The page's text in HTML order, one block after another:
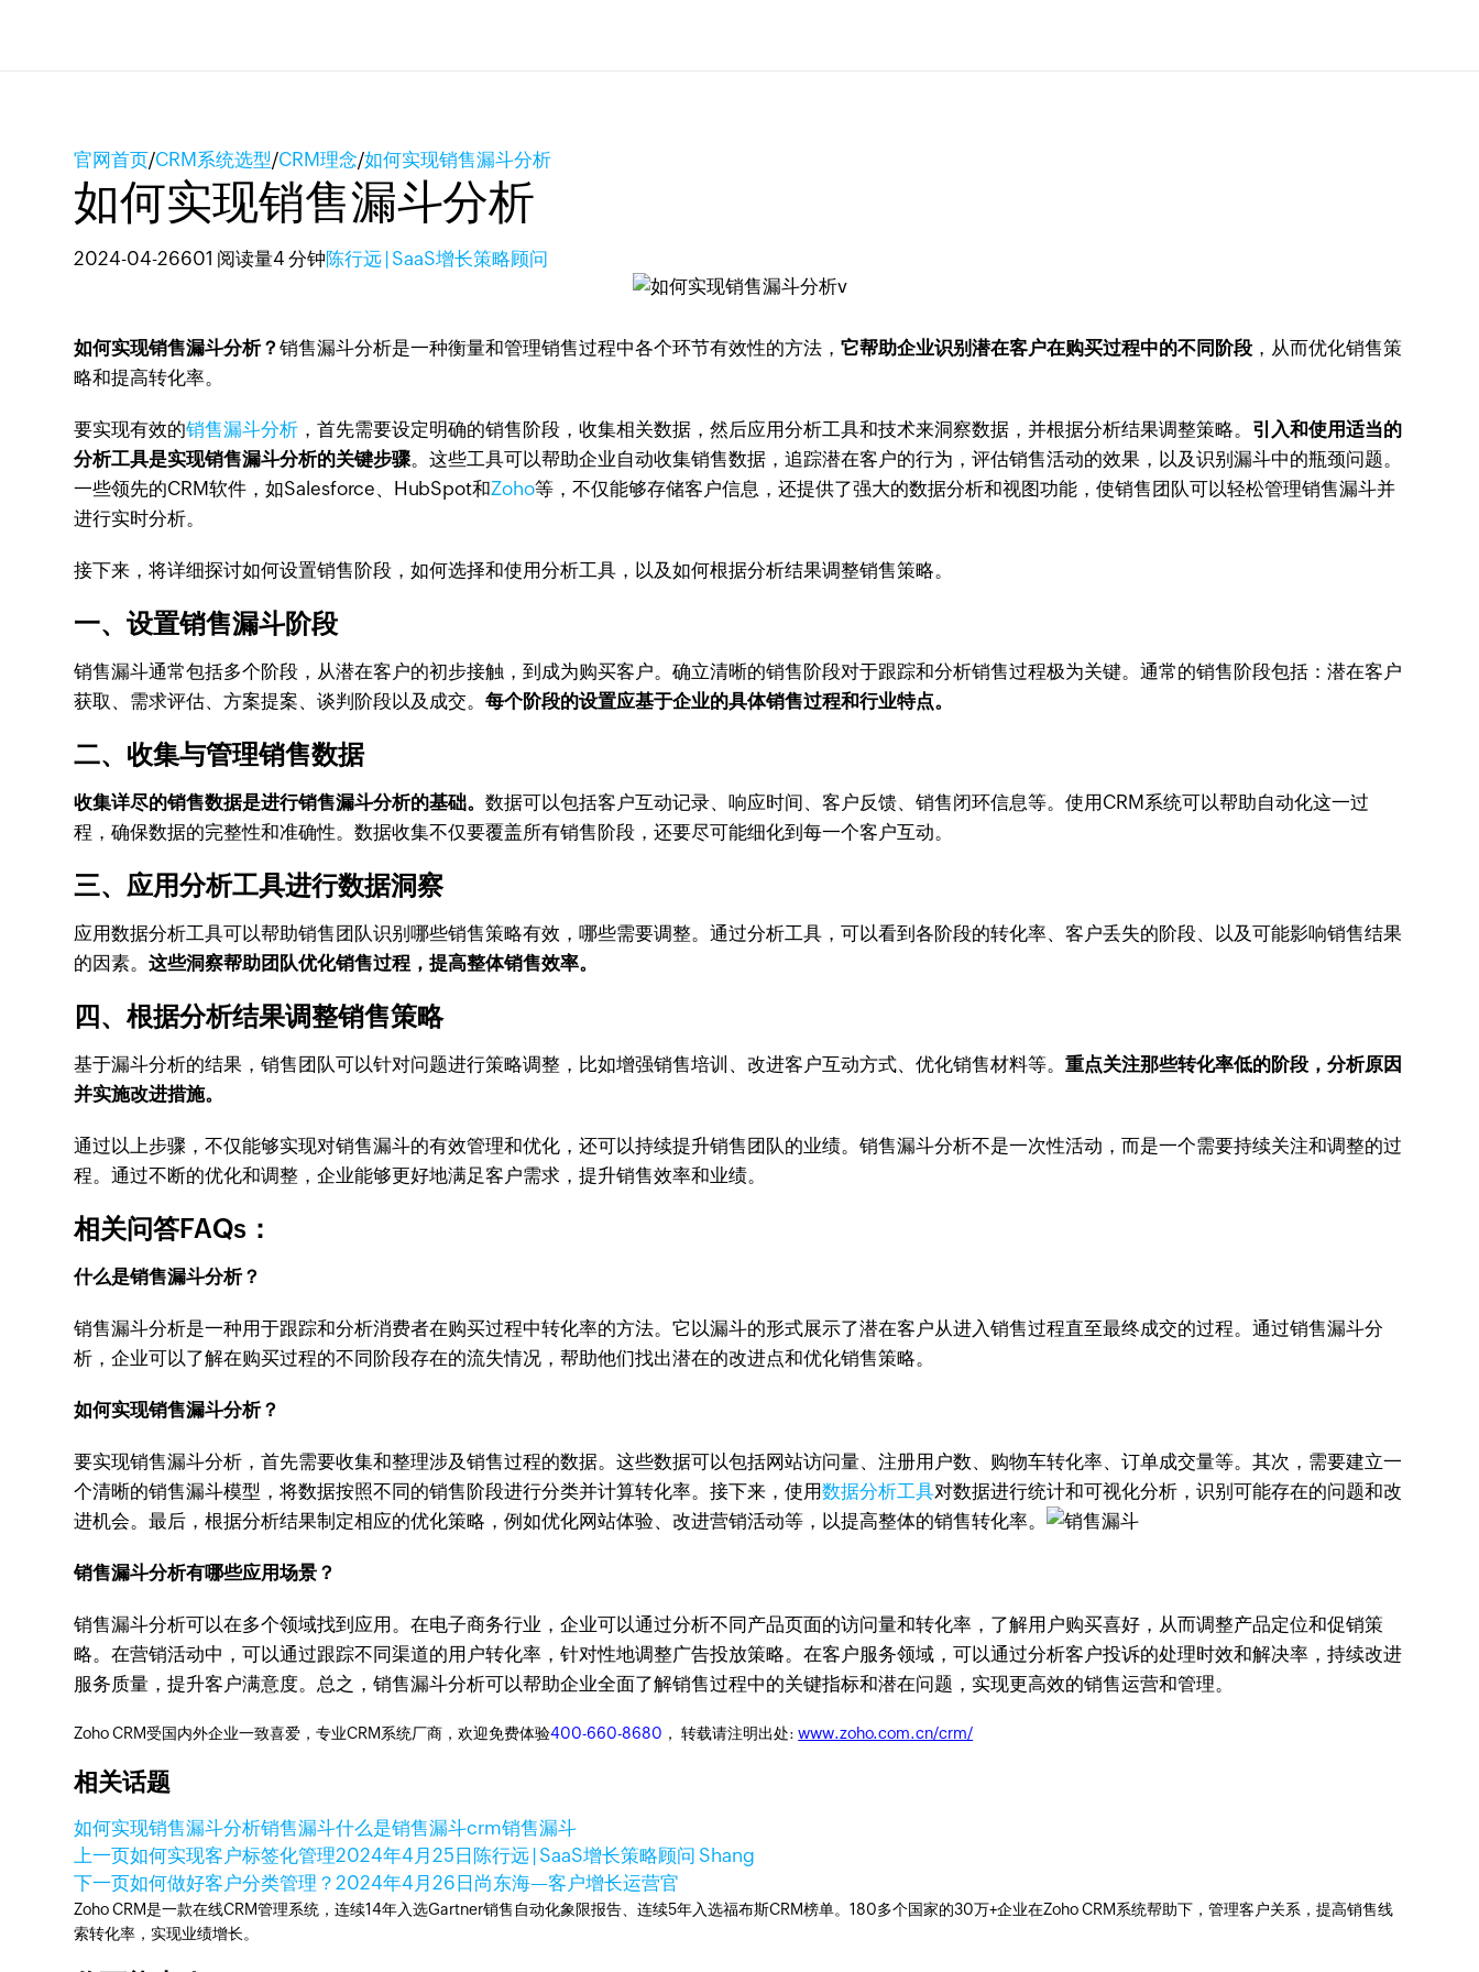
官网首页/CRM系统选型/CRM理念/如何实现销售漏斗分析
如何实现销售漏斗分析
2024-04-26601 阅读量4 分钟陈行远 | SaaS增长策略顾问
如何实现销售漏斗分析？销售漏斗分析是一种衡量和管理销售过程中各个环节有效性的方法，它帮助企业识别潜在客户在购买过程中的不同阶段 ，从而优化销售策
略和提高转化率。
要实现有效的销售漏斗分析 ，首先需要设定明确的销售阶段，收集相关数据，然后应用分析工具和技术来洞察数据，并根据分析结果调整策略。 引入和使用适当的
分析工具是实现销售漏斗分析的关键步骤。这些工具可以帮助企业自动收集销售数据，追踪潜在客户的行为，评估销售活动的效果，以及识别漏斗中的瓶颈问题。
一些领先的CRM软件，如Salesforce、HubSpot和Zoho等，不仅能够存储客户信息，还提供了强大的数据分析和视图功能，使销售团队可以轻松管理销售漏斗并
进行实时分析。
接下来，将详细探讨如何设置销售阶段，如何选择和使用分析工具，以及如何根据分析结果调整销售策略。
一、设置销售漏斗阶段
销售漏斗通常包括多个阶段，从潜在客户的初步接触，到成为购买客户。确立清晰的销售阶段对于跟踪和分析销售过程极为关键。通常的销售阶段包括：潜在客户
获取、需求评估、方案提案、谈判阶段以及成交。每个阶段的设置应基于企业的具体销售过程和行业特点。
二、收集与管理销售数据
收集详尽的销售数据是进行销售漏斗分析的基础。数据可以包括客户互动记录、响应时间、客户反馈、销售闭环信息等。使用CRM系统可以帮助自动化这一过
程，确保数据的完整性和准确性。数据收集不仅要覆盖所有销售阶段，还要尽可能细化到每一个客户互动。
三、应用分析工具进行数据洞察
应用数据分析工具可以帮助销售团队识别哪些销售策略有效，哪些需要调整。通过分析工具，可以看到各阶段的转化率、客户丢失的阶段、以及可能影响销售结果
的因素。这些洞察帮助团队优化销售过程，提高整体销售效率。
四、根据分析结果调整销售策略
基于漏斗分析的结果，销售团队可以针对问题进行策略调整，比如增强销售培训、改进客户互动方式、优化销售材料等。重点关注那些转化率低的阶段，分析原因
并实施改进措施。
通过以上步骤，不仅能够实现对销售漏斗的有效管理和优化，还可以持续提升销售团队的业绩。销售漏斗分析不是一次性活动，而是一个需要持续关注和调整的过
程。通过不断的优化和调整，企业能够更好地满足客户需求，提升销售效率和业绩。
相关问答FAQs：
什么是销售漏斗分析？
销售漏斗分析是一种用于跟踪和分析消费者在购买过程中转化率的方法。它以漏斗的形式展示了潜在客户从进入销售过程直至最终成交的过程。通过销售漏斗分
析，企业可以了解在购买过程的不同阶段存在的流失情况，帮助他们找出潜在的改进点和优化销售策略。
如何实现销售漏斗分析？
要实现销售漏斗分析，首先需要收集和整理涉及销售过程的数据。这些数据可以包括网站访问量、注册用户数、购物车转化率、订单成交量等。其次，需要建立一
个清晰的销售漏斗模型，将数据按照不同的销售阶段进行分类并计算转化率。接下来，使用数据分析工具对数据进行统计和可视化分析，识别可能存在的问题和改
进机会。最后，根据分析结果制定相应的优化策略，例如优化网站体验、改进营销活动等，以提高整体的销售转化率。
销售漏斗分析有哪些应用场景？
销售漏斗分析可以在多个领域找到应用。在电子商务行业，企业可以通过分析不同产品页面的访问量和转化率，了解用户购买喜好，从而调整产品定位和促销策
略。在营销活动中，可以通过跟踪不同渠道的用户转化率，针对性地调整广告投放策略。在客户服务领域，可以通过分析客户投诉的处理时效和解决率，持续改进
服务质量，提升客户满意度。总之，销售漏斗分析可以帮助企业全面了解销售过程中的关键指标和潜在问题，实现更高效的销售运营和管理。
Zoho CRM受国内外企业一致喜爱，专业CRM系统厂商，欢迎免费体验400-660-8680 ， 转载请注明出处:www.zoho.com.cn/crm/
相关话题
如何实现销售漏斗分析销售漏斗什么是销售漏斗crm销售漏斗
上一页如何实现客户标签化管理2024年4月25日 陈行远 | SaaS增长策略顾问 Shang
下一页如何做好客户分类管理？2024年4月26日 尚东海—客户增长运营官
Zoho CRM是一款在线CRM管理系统，连续14年入选Gartner销售自动化象限报告、连续5年入选福布斯CRM榜单。180多个国家的30万+企业在Zoho CRM系统帮助下，管理客户关系，提高销售线
索转化率，实现业绩增长。